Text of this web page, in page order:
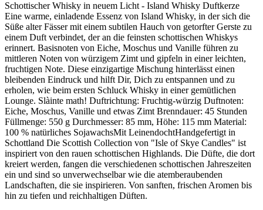
Schottischer Whisky in neuem Licht - Island Whisky Duftkerze
Eine warme, einladende Essenz von Island Whisky, in der sich die
Süße alter Fässer mit einem subtilen Hauch von getorfter Gerste zu
einem Duft verbindet, der an die feinsten schottischen Whiskys
erinnert. Basisnoten von Eiche, Moschus und Vanille führen zu
mittleren Noten von würzigem Zimt und gipfeln in einer leichten,
fruchtigen Note. Diese einzigartige Mischung hinterlässt einen
bleibenden Eindruck und hilft Dir, Dich zu entspannen und zu
erholen, wie beim ersten Schluck Whisky in einer gemütlichen
Lounge. Slàinte math! Duftrichtung: Fruchtig-würzig Duftnoten:
Eiche, Moschus, Vanille und etwas Zimt Brenndauer: 45 Stunden
Füllmenge: 550 g Durchmesser: 85 mm, Höhe: 115 mm Material:
100 % natürliches SojawachsMit LeinendochtHandgefertigt in
Schottland Die Scottish Collection von "Isle of Skye Candles" ist
inspiriert von den rauen schottischen Highlands. Die Düfte, die dort
kreiert werden, fangen die verschiedenen schottischen Jahreszeiten
ein und sind so unverwechselbar wie die atemberaubenden
Landschaften, die sie inspirieren. Von sanften, frischen Aromen bis
hin zu tiefen und reichhaltigen Düften.